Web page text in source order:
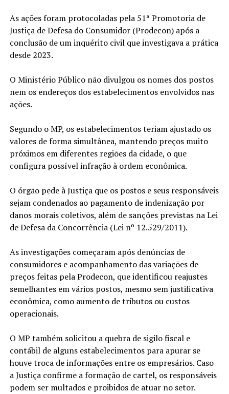
As ações foram protocoladas pela 51ª Promotoria de
Justiça de Defesa do Consumidor (Prodecon) após a
conclusão de um inquérito civil que investigava a prática
desde 2023.
O Ministério Público não divulgou os nomes dos postos
nem os endereços dos estabelecimentos envolvidos nas
ações.
Segundo o MP, os estabelecimentos teriam ajustado os
valores de forma simultânea, mantendo preços muito
próximos em diferentes regiões da cidade, o que
configura possível infração à ordem econômica.
O órgão pede à Justiça que os postos e seus responsáveis
sejam condenados ao pagamento de indenização por
danos morais coletivos, além de sanções previstas na Lei
de Defesa da Concorrência (Lei nº 12.529/2011).
As investigações começaram após denúncias de
consumidores e acompanhamento das variações de
preços feitas pela Prodecon, que identificou reajustes
semelhantes em vários postos, mesmo sem justificativa
econômica, como aumento de tributos ou custos
operacionais.
O MP também solicitou a quebra de sigilo fiscal e
contábil de alguns estabelecimentos para apurar se
houve troca de informações entre os empresários. Caso
a Justiça confirme a formação de cartel, os responsáveis
podem ser multados e proibidos de atuar no setor.